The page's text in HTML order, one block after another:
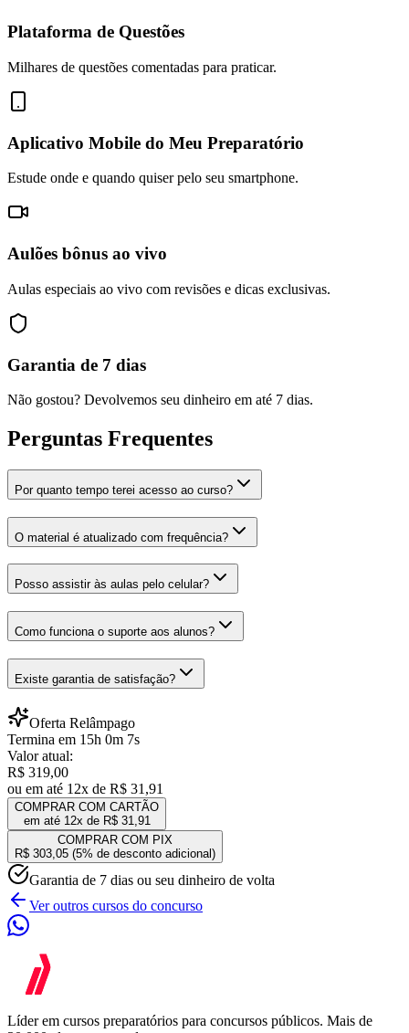
Plataforma de Questões
Milhares de questões comentadas para praticar.
Aplicativo Mobile do Meu Preparatório
Estude onde e quando quiser pelo seu smartphone.
Aulões bônus ao vivo
Aulas especiais ao vivo com revisões e dicas exclusivas.
Garantia de 7 dias
Não gostou? Devolvemos seu dinheiro em até 7 dias.
Perguntas Frequentes
Por quanto tempo terei acesso ao curso?
O material é atualizado com frequência?
Posso assistir às aulas pelo celular?
Como funciona o suporte aos alunos?
Existe garantia de satisfação?
Oferta Relâmpago
Termina em 15h 0m 7s
Valor atual:
R$ 319,00
ou em até 12x de R$ 31,91
COMPRAR COM CARTÃO
em até 12x de R$ 31,91
COMPRAR COM PIX
R$ 303,05 (5% de desconto adicional)
Garantia de 7 dias ou seu dinheiro de volta
Ver outros cursos do concurso
Líder em cursos preparatórios para concursos públicos. Mais de